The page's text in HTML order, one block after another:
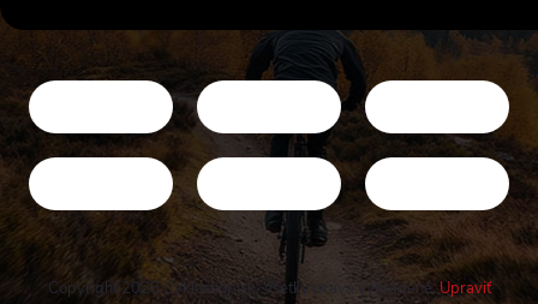
Copyright 2026 Cykloshop.sk. Všetky práva vyhradené.Upraviť